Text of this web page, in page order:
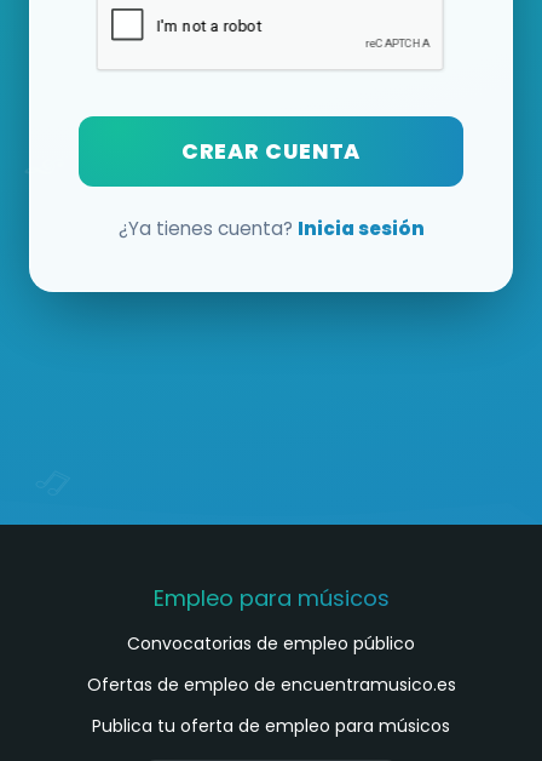
CREAR CUENTA
¿Ya tienes cuenta? Inicia sesión
Empleo para músicos
Convocatorias de empleo público
Ofertas de empleo de encuentramusico.es
Publica tu oferta de empleo para músicos